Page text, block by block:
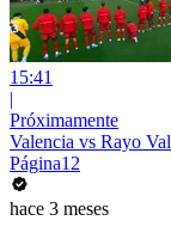
15:41
|
Próximamente
Valencia vs Rayo
Página12
hace 3 meses